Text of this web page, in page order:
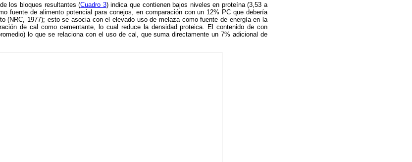
los bloques resultantes (Cuadro 3) indica que contienen bajos niveles en proteína (3,53 a
fuente de alimento potencial para conejos, en comparación con un 12% PC que debería
(NRC, 1977); esto se asocia con el elevado uso de melaza como fuente de energía en la
de cal como cementante, lo cual reduce la densidad proteica. El contenido de con
lo que se relaciona con el uso de cal, que suma directamente un 7% adicional de